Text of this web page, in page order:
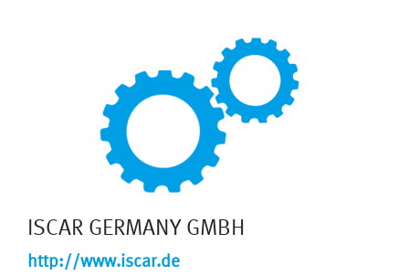
ISCAR GERMANY GMBH
http://www.iscar.de